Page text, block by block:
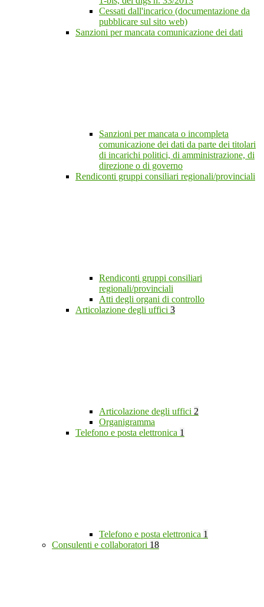
Cessati dall'incarico (documentazione da
pubblicare sul sito web)
Sanzioni per mancata comunicazione dei dati
Sanzioni per mancata o incompleta
comunicazione dei dati da parte dei titolari
di incarichi politici, di amministrazione, di
direzione o di governo
Rendiconti gruppi consiliari regionali/provinciali
Rendiconti gruppi consiliari
regionali/provinciali
Atti degli organi di controllo
Articolazione degli uffici 3
Articolazione degli uffici 2
Organigramma
Telefono e posta elettronica 1
Telefono e posta elettronica 1
Consulenti e collaboratori 18